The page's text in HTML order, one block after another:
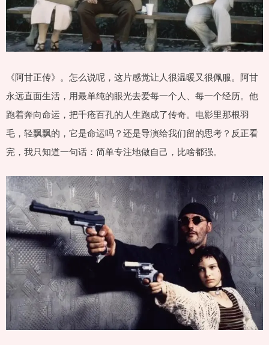
《阿甘正传》。怎么说呢，这片感觉让人很温暖又很佩服。阿甘
永远直面生活，用最单纯的眼光去爱每一个人、每一个经历。他
跑着奔向命运，把千疮百孔的人生跑成了传奇。电影里那根羽
毛，轻飘飘的，它是命运吗？还是导演给我们留的思考？反正看
完，我只知道一句话：简单专注地做自己，比啥都强。